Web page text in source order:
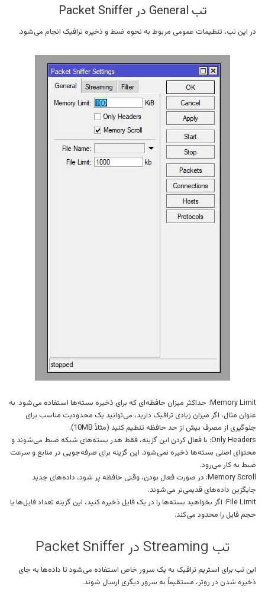
تب General در Packet Sniffer
در این تب، تنظیمات عمومی مربوط به نحوه ضبط و ذخیره ترافیک انجام می‌شود.
Memory Limit: حداکثر میزان حافظه‌ای که برای ذخیره بسته‌ها استفاده می‌شود. به
عنوان مثال، اگر میزان زیادی ترافیک دارید، می‌توانید یک محدودیت مناسب برای
جلوگیری از مصرف بیش از حد حافظه تنظیم کنید (مثلاً 10MB).
Only Headers: با فعال کردن این گزینه، فقط هدر بسته‌های شبکه ضبط می‌شوند و
محتوای اصلی بسته‌ها ذخیره نمی‌شود. این گزینه برای صرفه‌جویی در منابع و سرعت
ضبط به کار می‌رود.
Memory Scroll: در صورت فعال بودن، وقتی حافظه پر شود، داده‌های جدید
جایگزین داده‌های قدیمی‌تر می‌شوند.
File Limit: اگر بخواهید بسته‌ها را در یک فایل ذخیره کنید، این گزینه تعداد فایل‌ها یا
حجم فایل را محدود می‌کند.
تب Streaming در Packet Sniffer
این تب برای استریم ترافیک به یک سرور خاص استفاده می‌شود تا داده‌ها به جای
ذخیره شدن در روتر، مستقیماً به سرور دیگری ارسال شوند.